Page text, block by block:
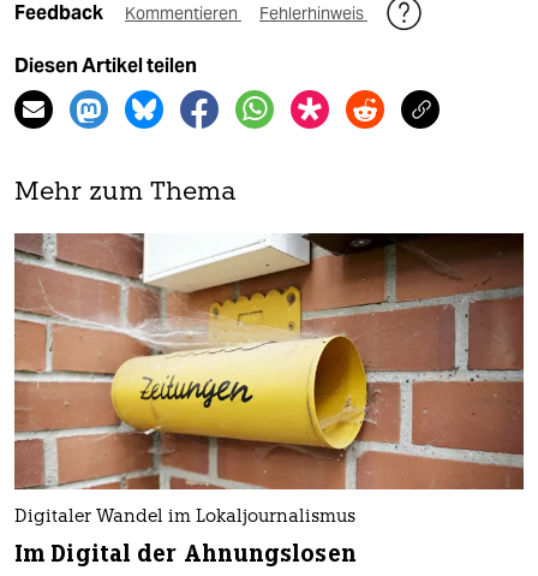
Feedback Kommentieren Fehlerhinweis
Diesen Artikel teilen
Mehr zum Thema
Digitaler Wandel im Lokaljournalismus
Im Digital der Ahnungslosen